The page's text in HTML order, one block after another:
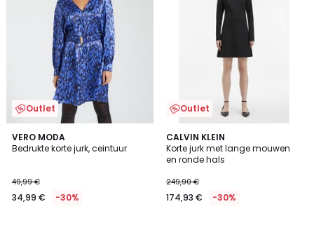
Outlet
VERO MODA
Bedrukte korte jurk, ceintuur
49,99 €
34,99 € -30%
4,7
/ 5
2
Kleuren
Outlet
CALVIN KLEIN
Korte jurk met lange mouwen
en ronde hals
249,90 €
174,93 € -30%